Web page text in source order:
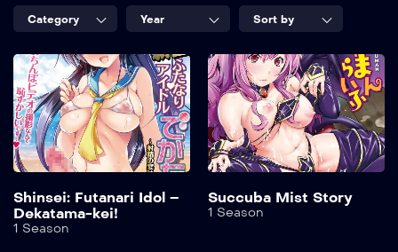
Category Year Sort by
Shinsei: Futanari Idol –
Dekatama-kei!
1 Season
Succuba Mist Story
1 Season